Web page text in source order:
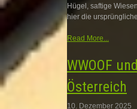
Hügel, saftige
hier die
Read More...
WWOOF
Österreich
10. Dezember 2025